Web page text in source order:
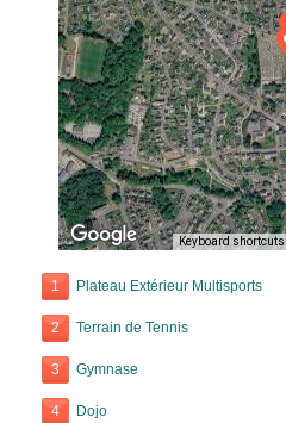
Keyboard shortcuts
1 Plateau Extérieur Multisports
2 Terrain de Tennis
3 Gymnase
4 Dojo